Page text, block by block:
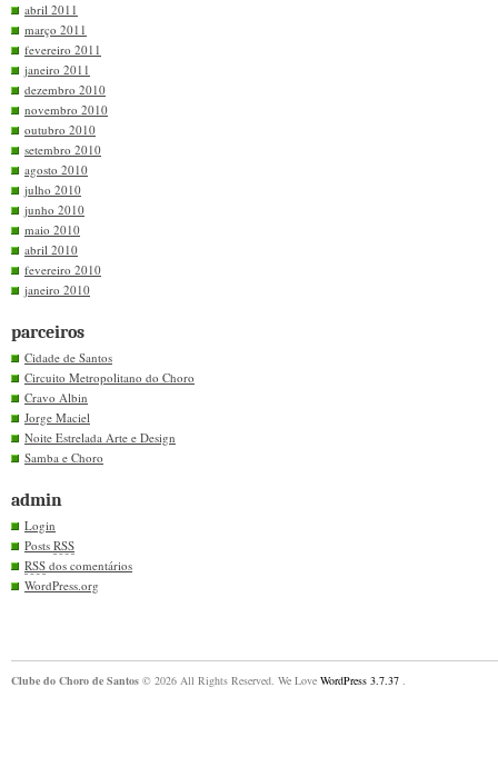
abril 2011
março 2011
fevereiro 2011
janeiro 2011
dezembro 2010
novembro 2010
outubro 2010
setembro 2010
agosto 2010
julho 2010
junho 2010
maio 2010
abril 2010
fevereiro 2010
janeiro 2010
parceiros
Cidade de Santos
Circuito Metropolitano do Choro
Cravo Albin
Jorge Maciel
Noite Estrelada Arte e Design
Samba e Choro
admin
Login
Posts RSS
RSS dos comentários
WordPress.org
Clube do Choro de Santos © 2026 All Rights Reserved. We Love WordPress 3.7.37 .